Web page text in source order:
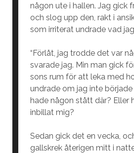
någon ute i hallen. Jag gick
och slog upp den, rakt i
som irriterat undrade vad
“Förlåt, jag trodde det var
svarade jag. Min man gick
sons rum för att leka med
undrade om jag inte
hade någon stått där? Eller
inbillat mig?
Sedan gick det en vecka,
gallskrek återigen mitt i